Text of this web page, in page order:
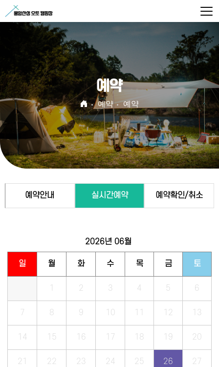
예약
예약 예약
예약안내 실시간예약 예약확인/취소
2026년 06월
일 월 화 수 목 금 토
1 2 3 4 5 6
7 8 9 10 11 12 13
14 15 16 17 18 19 20
21 22 23 24 25 26 27